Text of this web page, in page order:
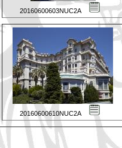
20160600603NUC2A
20160600610NUC2A